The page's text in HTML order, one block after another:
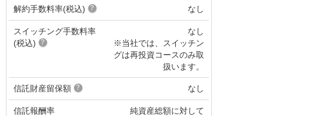
解約手数料率(税込) なし
スイッチング手数料率
(税込)
なし
※当社では、スイッチン
グは再投資コースのみ取
扱います。
信託財産留保額 なし
信託報酬率
純資産総額に対して